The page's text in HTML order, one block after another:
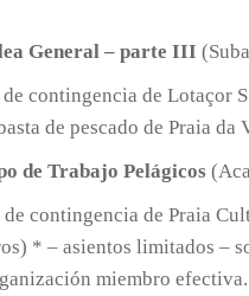
General – parte III
contingencia de Lotaçor
de pescado de Praia
de Trabajo Pelágicos
contingencia de Praia
* – asientos limitados –
miembro efectiva.